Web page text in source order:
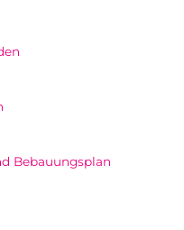
Bebauungsplan